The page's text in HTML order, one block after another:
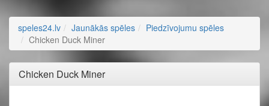
speles24.lv Jaunākās spēles
Piedzīvojumu spēles
Chicken Duck Miner
Chicken Duck Miner